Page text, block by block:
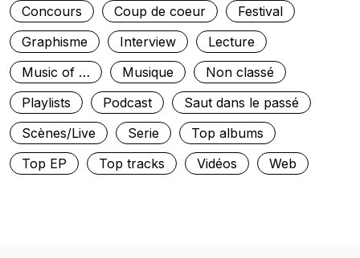
Concours
Coup de coeur
Festival
Graphisme
Interview
Lecture
Music of …
Musique
Non classé
Playlists
Podcast
Saut dans le passé
Scènes/Live
Serie
Top albums
Top EP
Top tracks Vidéos Web